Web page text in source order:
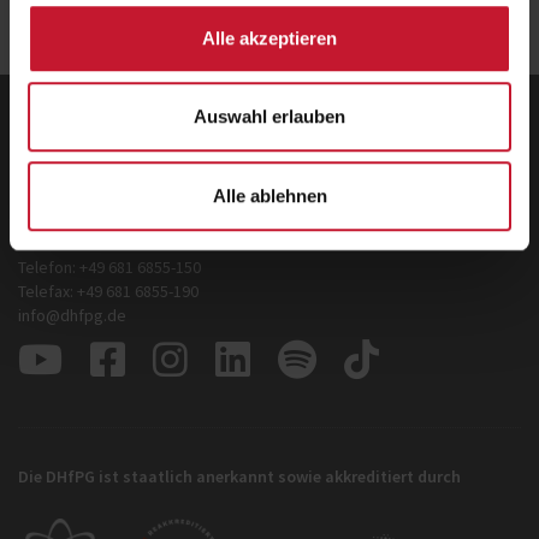
Alle akzeptieren
Auswahl erlauben
Alle ablehnen
Gesundheitsmanagement GmbH
Telefon: +49 681 6855-150
Telefax: +49 681 6855-190
info@dhfpg.de
Die DHfPG ist staatlich anerkannt sowie akkreditiert durch